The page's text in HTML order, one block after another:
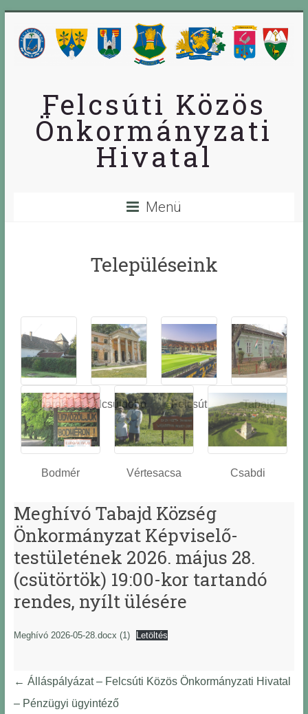
Felcsúti Közös
Önkormányzati
Hivatal
Menü
Településeink
Óbarok
Alcsútdobo
z
Felcsút Tabajd
Bodmér Vértesacsa Csabdi
Meghívó Tabajd Község
Önkormányzat Képviselő-
testületének 2026. május 28.
(csütörtök) 19:00-kor tartandó
rendes, nyílt ülésére
Meghívó 2026-05-28.docx (1) Letöltés
← Álláspályázat – Felcsúti Közös Önkormányzati Hivatal
– Pénzügyi ügyintéző